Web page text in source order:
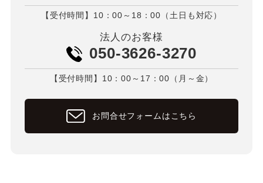
【受付時間】10：00～18：00（土日も対応）
法人のお客様
050-3626-3270
【受付時間】10：00～17：00（月～金）
お問合せフォームはこちら